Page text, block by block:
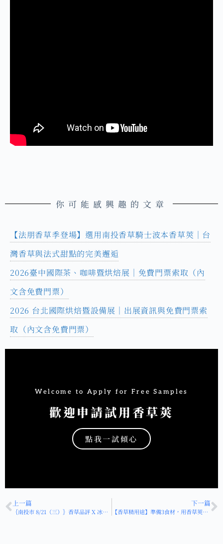
你可能感興趣的文章
【法朋香草季登場】選用南投香草騎士波本香草莢｜台
灣香草與法式甜點的完美邂逅
2026臺中國際茶、咖啡暨烘焙展｜免費門票索取（內
文含免費門票）
2026 台北國際烘焙暨設備展｜出展資訊與免費門票索
取（內文含免費門票）
Welcome to Apply for Free Samples
歡迎申請試用香草莢
點我一試傾心
HOT
上一篇
｛南投市 8/21（三）｝香草品評 X 冰淇淋進階
下一篇
【香草精用途】準備3食材，用香草莢自製香草伏特加萊姆